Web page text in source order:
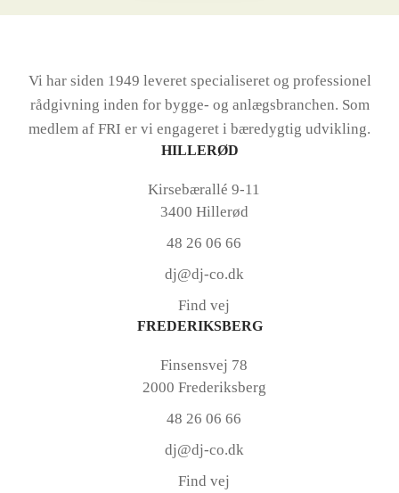
Vi har siden 1949 leveret specialiseret og professionel
rådgivning inden for bygge- og anlægsbranchen. Som
medlem af FRI er vi engageret i bæredygtig udvikling.
HILLERØD
Kirsebærallé 9-11
3400 Hillerød
48 26 06 66
dj@dj-co.dk
Find vej
FREDERIKSBERG
Finsensvej 78
2000 Frederiksberg
48 26 06 66
dj@dj-co.dk
Find vej